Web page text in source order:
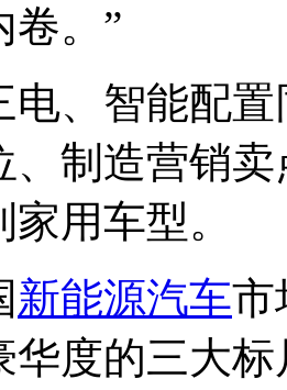
卷。”
电、智能配
、制造营销
用车型。
新能源汽车市
华度的三大